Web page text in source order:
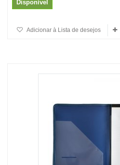
Disponível
Adicionar à Lista de desejos